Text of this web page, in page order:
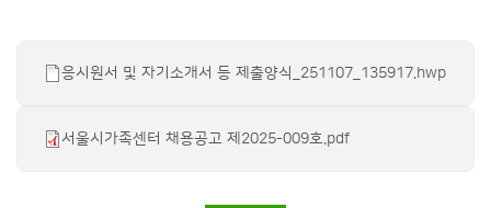
응시원서 및 자기소개서 등 제출양식_251107_135917.hwp
서울시가족센터 채용공고 제2025-009호.pdf